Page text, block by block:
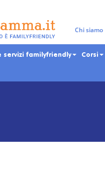
Chi siamo
servizi familyfriendly Corsi